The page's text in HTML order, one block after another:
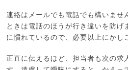
連絡はメールでも電話でも構いませ
ときは電話のほうが行き違いを防げ
に慣れているので、必要以上にかし
正直に伝えるほど、担当者も次の求